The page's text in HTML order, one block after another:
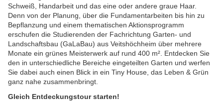
Schweiß, Handarbeit und das eine oder andere graue Haar.
Denn von der Planung, über die Fundamentarbeiten bis hin zu
Bepflanzung und einem thematischen Aktionsprogramm
erschufen die Studierenden der Fachrichtung Garten- und
Landschaftsbau (GaLaBau) aus Veitshöchheim über mehrere
Monate ein grünes Meisterwerk auf rund 400 m². Entdecken Sie
den in unterschiedliche Bereiche eingeteilten Garten und werfen
Sie dabei auch einen Blick in ein Tiny House, das Leben & Grün
ganz nahe zusammenbringt.
Gleich Entdeckungstour starten!